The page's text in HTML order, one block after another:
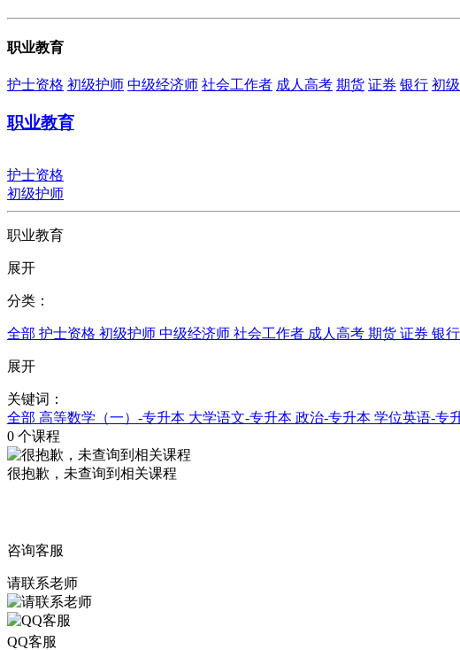
职业教育
护士资格 初级护师 中级经济师 社会工作者 成人高考 期货 证券 银行 初
职业教育
护士资格
初级护师
职业教育
展开
分类：
全部 护士资格 初级护师 中级经济师 社会工作者 成人高考 期货 证券 银行
展开
关键词：
全部 高等数学（一）-专升本 大学语文-专升本 政治-专升本 学位英语-专
0 个课程
很抱歉，未查询到相关课程
咨询客服
请联系老师
QQ客服